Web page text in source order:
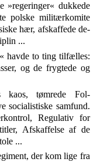
»regeringer« dukkede
polske militærkomite
hær, afskaffede de­
...
havde to ting tilfælles:
og de frygtede og
kaos, tømrede Fol­
socialisti­ske samfund.
Regulativ for
Afskaffelse af de
...
der kom lige fra